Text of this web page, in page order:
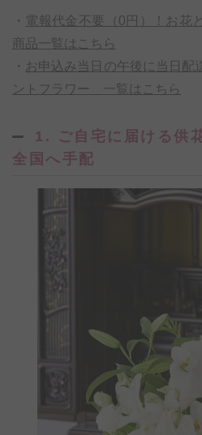
・ 電報代金不要（0円）！お花
商品一覧はこちら
・ お申込み当日の午後に当日配
ントフラワー 一覧はこちら
1. ご自宅に届ける供
全国へ手配